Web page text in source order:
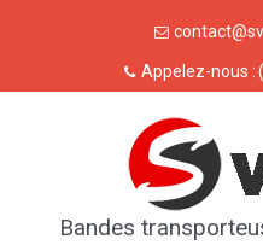
Appelez-nous :
Bandes